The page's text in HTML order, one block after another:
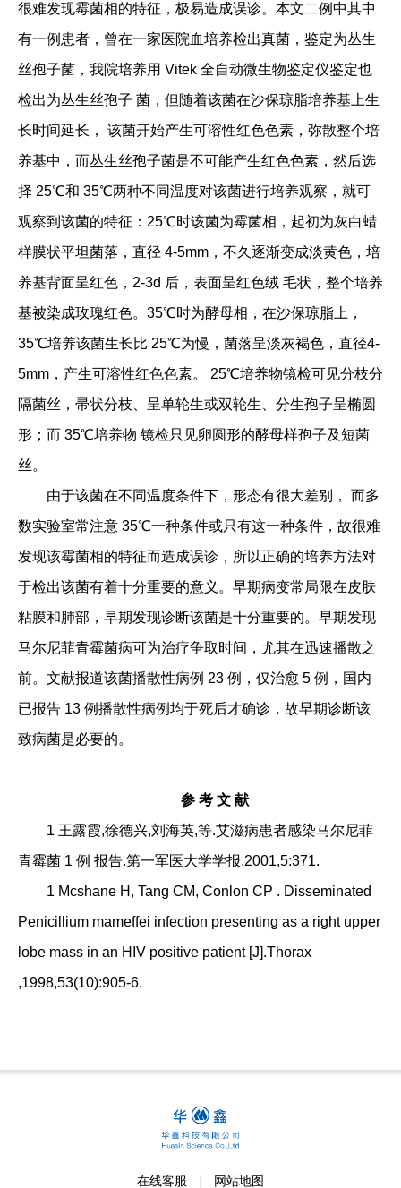
很难发现霉菌相的特征，极易造成误诊。本文二例中其中
有一例患者，曾在一家医院血培养检出真菌，鉴定为丛生
丝孢子菌，我院培养用 Vitek 全自动微生物鉴定仪鉴定也
检出为丛生丝孢子 菌，但随着该菌在沙保琼脂培养基上生
长时间延长， 该菌开始产生可溶性红色色素，弥散整个培
养基中，而丛生丝孢子菌是不可能产生红色色素，然后选
择 25℃和 35℃两种不同温度对该菌进行培养观察，就可
观察到该菌的特征：25℃时该菌为霉菌相，起初为灰白蜡
样膜状平坦菌落，直径 4-5mm，不久逐渐变成淡黄色，培
养基背面呈红色，2-3d 后，表面呈红色绒 毛状，整个培养
基被染成玫瑰红色。35℃时为酵母相，在沙保琼脂上，
35℃培养该菌生长比 25℃为慢，菌落呈淡灰褐色，直径4-
5mm，产生可溶性红色色素。 25℃培养物镜检可见分枝分
隔菌丝，帚状分枝、呈单轮生或双轮生、分生孢子呈椭圆
形；而 35℃培养物 镜检只见卵圆形的酵母样孢子及短菌
丝。
由于该菌在不同温度条件下，形态有很大差别， 而多
数实验室常注意 35℃一种条件或只有这一种条件，故很难
发现该霉菌相的特征而造成误诊，所以正确的培养方法对
于检出该菌有着十分重要的意义。早期病变常局限在皮肤
粘膜和肺部，早期发现诊断该菌是十分重要的。早期发现
马尔尼菲青霉菌病可为治疗争取时间，尤其在迅速播散之
前。文献报道该菌播散性病例 23 例，仅治愈 5 例，国内
已报告 13 例播散性病例均于死后才确诊，故早期诊断该
致病菌是必要的。
参 考 文 献
1 王露霞,徐德兴,刘海英,等.艾滋病患者感染马尔尼菲
青霉菌 1 例 报告.第一军医大学学报,2001,5:371.
1 Mcshane H, Tang CM, Conlon CP . Disseminated
Penicillium mameffei infection presenting as a right upper
lobe mass in an HIV positive patient [J].Thorax
,1998,53(10):905-6.
在线客服 网站地图